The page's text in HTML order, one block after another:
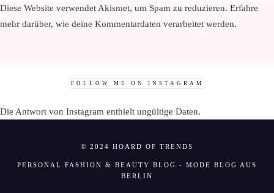
Diese Website verwendet Akismet, um Spam zu reduzieren. Erfahre
mehr darüber, wie deine Kommentardaten verarbeitet werden.
FOLLOW ME ON INSTAGRAM
Die Antwort von Instagram enthielt ungültige Daten.
© 2024 HOARD OF TRENDS
PERSONAL FASHION & BEAUTY BLOG - MODE BLOG AUS
BERLIN